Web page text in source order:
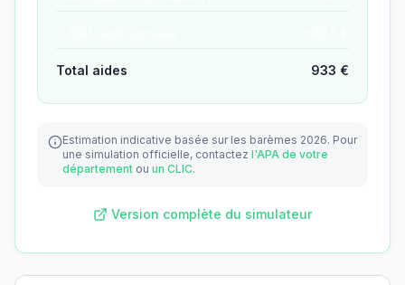
Total aides 933 €
Estimation indicative basée sur les barèmes 2026. Pour
une simulation officielle, contactez l'APA de votre
département ou un CLIC.
Version complète du simulateur